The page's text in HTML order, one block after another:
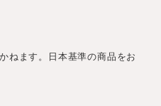
ねます。日本基準の商品をお